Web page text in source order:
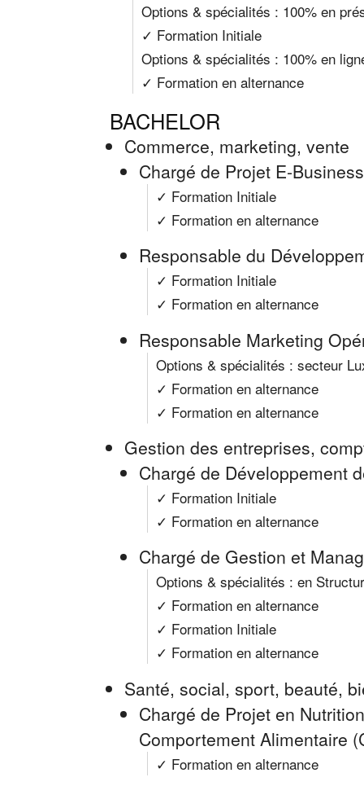
Options & spécialités : 100% en
✓ Formation Initiale
Options & spécialités : 100% en
✓ Formation en alternance
BACHELOR
Commerce, marketing, vente
Chargé de Projet E-
✓ Formation Initiale
✓ Formation en alternance
Responsable du
✓ Formation Initiale
✓ Formation en alternance
Responsable Marketing
Options & spécialités : secteur
✓ Formation en alternance
✓ Formation en alternance
Gestion des entreprises,
Chargé de Développement
✓ Formation Initiale
✓ Formation en alternance
Chargé de Gestion et
Options & spécialités : en
✓ Formation en alternance
✓ Formation Initiale
✓ Formation en alternance
Santé, social, sport, beauté,
Chargé de Projet en
Comportement Alimentaire
✓ Formation en alternance